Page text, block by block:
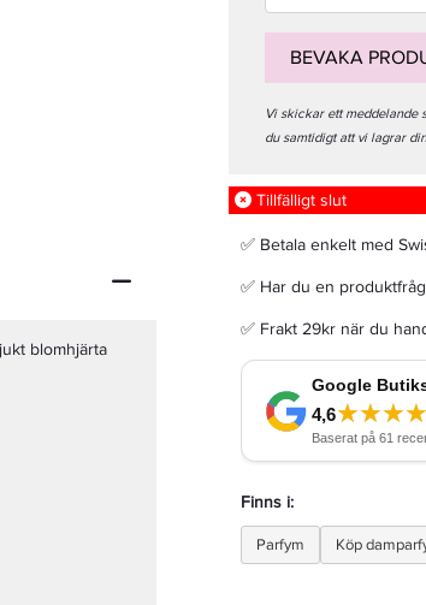
blomhjärta
BEVAKA
Vi skickar ett meddelande
du samtidigt att vi lagrar
Tillfälligt slut
✅ Betala enkelt med
✅ Har du en
✅ Frakt 29kr när du
Finns i:
Parfym Köp